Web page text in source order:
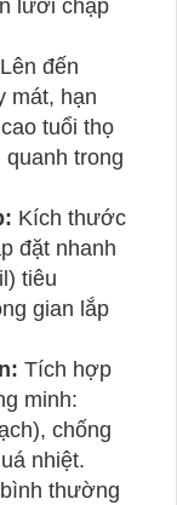
lưới chập
Lên đến
mát, hạn
tuổi thọ
trong
Kích thước
đặt nhanh
tiêu
gian lắp
Tích hợp
minh:
chống
nhiệt.
thường